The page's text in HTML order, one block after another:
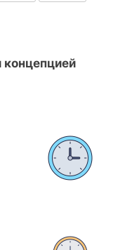
концепцией